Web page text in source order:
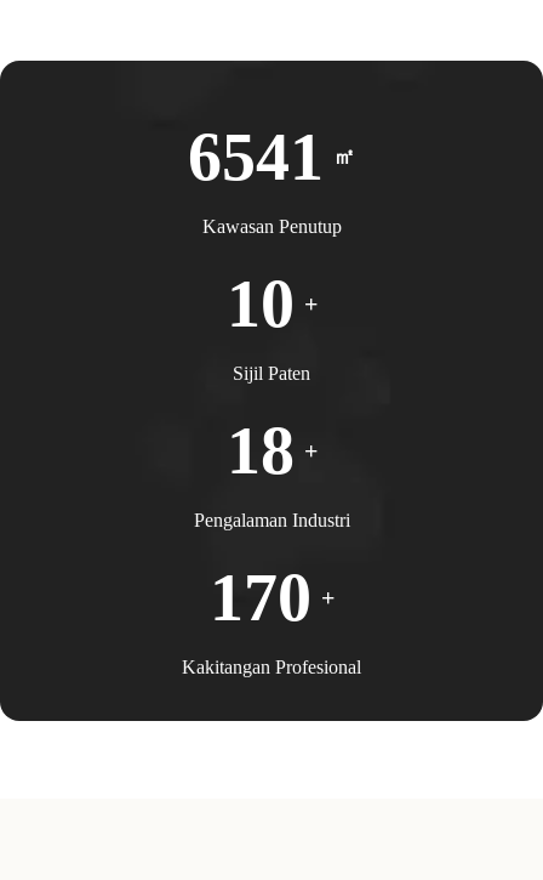
6541 ㎡
Kawasan Penutup
10 +
Sijil Paten
18 +
Pengalaman Industri
170 +
Kakitangan Profesional